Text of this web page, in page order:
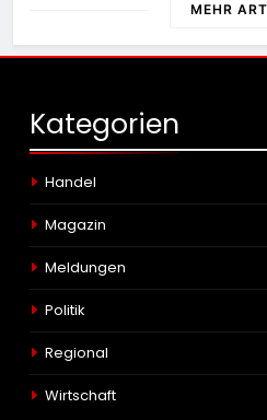
MEHR
Kategorien
Handel
Magazin
Meldungen
Politik
Regional
Wirtschaft